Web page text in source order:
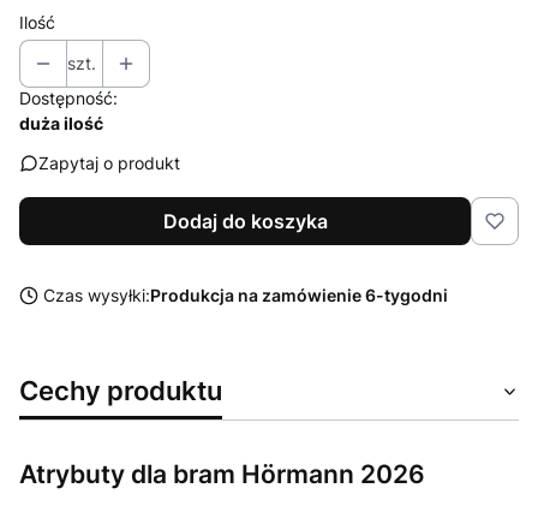
Ilość
szt.
Dostępność:
duża ilość
Zapytaj o produkt
Dodaj do koszyka
Czas wysyłki:Produkcja na zamówienie 6-tygodni
Cechy produktu
Atrybuty dla bram Hörmann 2026